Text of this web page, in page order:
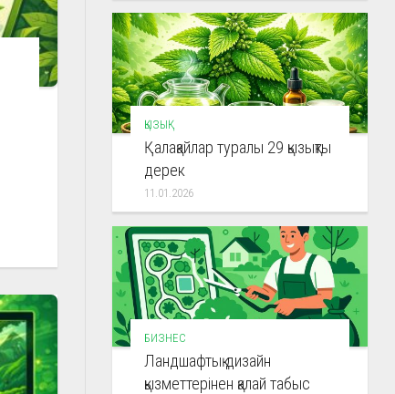
ҚЫЗЫҚ
Қалақайлар туралы 29 қызықты
дерек
11.01.2026
БИЗНЕС
Ландшафтық дизайн
қызметтерінен қалай табыс